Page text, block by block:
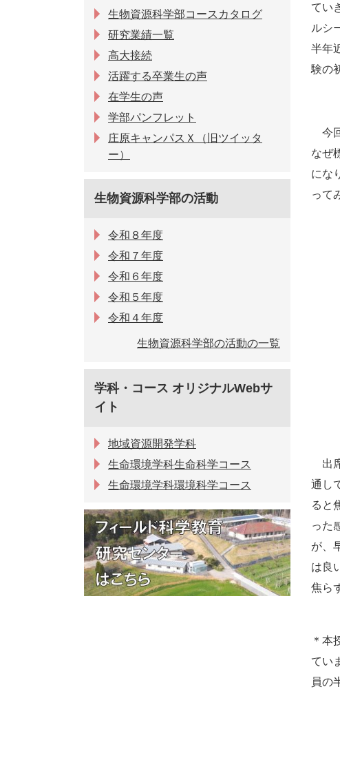
てい
ルシ
半年
験の
今
なぜ
にな
って
出
通し
ると
った
が、
は良
焦ら
＊本
てい
員の
生物資源科学部コースカタログ
研究業績一覧
高大接続
活躍する卒業生の声
在学生の声
学部パンフレット
庄原キャンパスＸ（旧ツイッタ
ー）
生物資源科学部の活動
令和８年度
令和７年度
令和６年度
令和５年度
令和４年度
生物資源科学部の活動の一覧
学科・コース オリジナルWebサ
イト
地域資源開発学科
生命環境学科生命科学コース
生命環境学科環境科学コース